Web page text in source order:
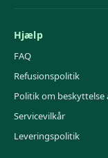
Hjælp
FAQ
Refusionspolitik
Politik om beskyttelse
Servicevilkår
Leveringspolitik